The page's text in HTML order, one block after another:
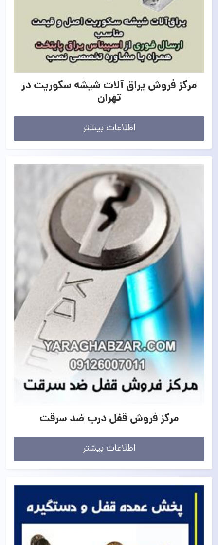
مرکز فروش یراق آلات شیشه سکوریت در
تهران
اطلاعات بیشتر
مرکز فروش قفل درب ضد سرقت
اطلاعات بیشتر